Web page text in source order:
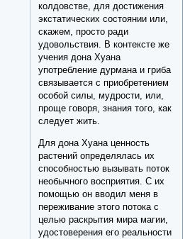
колдовстве, для достижения
экстатических состоянии или,
скажем, просто ради
удовольствия. В контексте же
учения дона Хуана
употребление дурмана и гриба
связывается с приобретением
особой силы, мудрости, или,
проще говоря, знания того, как
следует жить.
Для дона Хуана ценность
растений определялась их
способностью вызывать поток
необычного восприятия. С их
помощью он вводил меня в
переживание этого потока с
целью раскрытия мира магии,
удостоверения его реальности